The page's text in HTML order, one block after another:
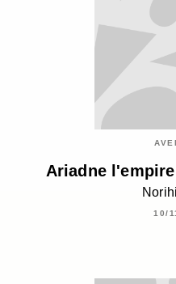
Ariadne
10/